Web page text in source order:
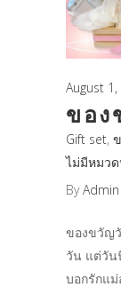
August 1,
ของ
Gift set,
ไม่มีหมว
By
ของขวัญ
วัน แต่วัน
บอกรักแ